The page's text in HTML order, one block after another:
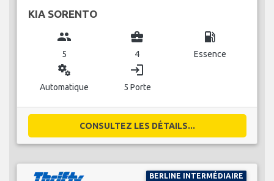
KIA SORENTO
group
5
business_center
4
local_gas_station
Essence
miscellaneous_services
Automatique
login
5 Porte
CONSULTEZ LES DÉTAILS...
BERLINE INTERMÉDIAIRE